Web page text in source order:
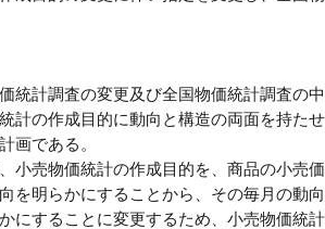
統計調査の変更及び全国物価統計調査の
計の作成目的に動向と構造の両面を持た
画である。
小売物価統計の作成目的を、商品の小売
を明らかにすることから、その毎月の動
にすることに変更するため、小売物価統